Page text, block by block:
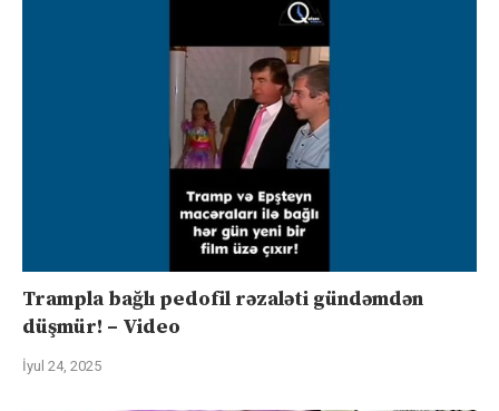
Trampla bağlı pedofil rəzaləti gündəmdən
düşmür! – Video
İyul 24, 2025